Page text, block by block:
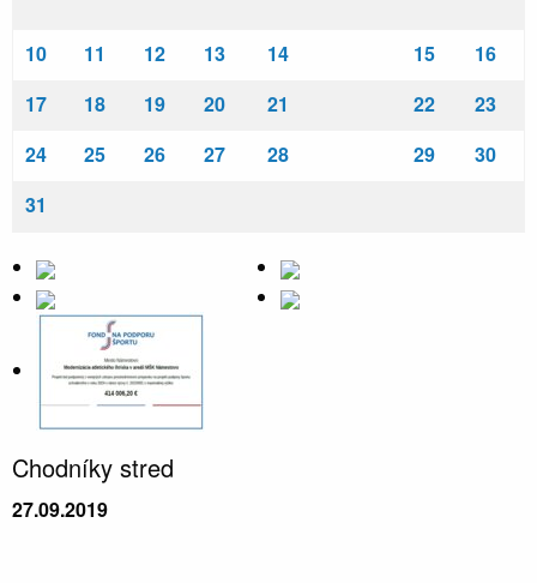
10 11 12 13 14 15
16
17
18 19 20 21 22
23
24
25 26 27 28 29
30
31
Chodníky stred
27.09.2019